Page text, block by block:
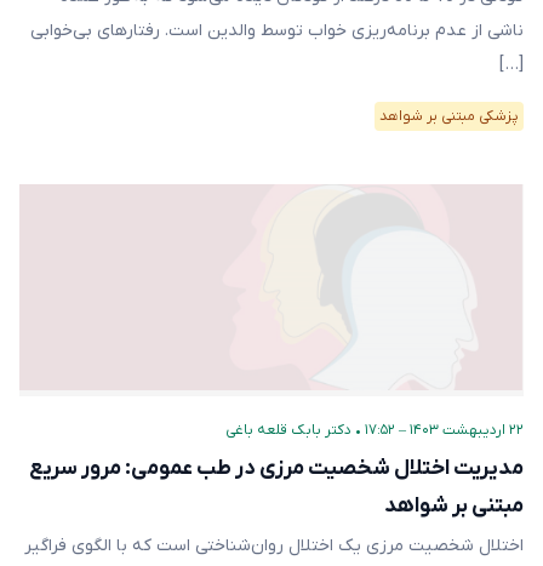
ناشی از عدم برنامه‌ریزی خواب توسط والدین است. رفتارهای بی‌خوابی
[…]
پزشکی مبتنی بر شواهد
۲۲ اردیبهشت ۱۴۰۳ – ۱۷:۵۲ • دکتر بابک قلعه‌ باغی
مدیریت اختلال شخصیت مرزی در طب عمومی: مرور سریع
مبتنی بر شواهد
اختلال شخصیت مرزی یک اختلال روان‌شناختی است که با الگوی فراگیر